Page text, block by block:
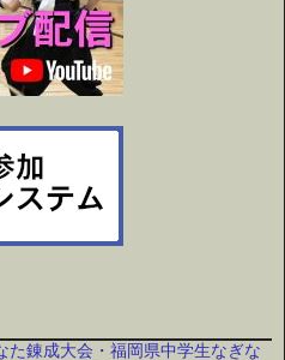
た錬成大会・福岡県中学生なぎな